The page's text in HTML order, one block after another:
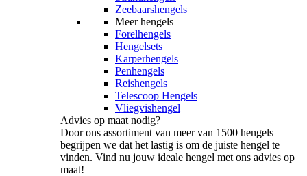
Zeebaarshengels
Meer hengels
Forelhengels
Hengelsets
Karperhengels
Penhengels
Reishengels
Telescoop Hengels
Vliegvishengel
Advies op maat nodig?
Door ons assortiment van meer van 1500 hengels
begrijpen we dat het lastig is om de juiste hengel te
vinden. Vind nu jouw ideale hengel met ons advies op
maat!